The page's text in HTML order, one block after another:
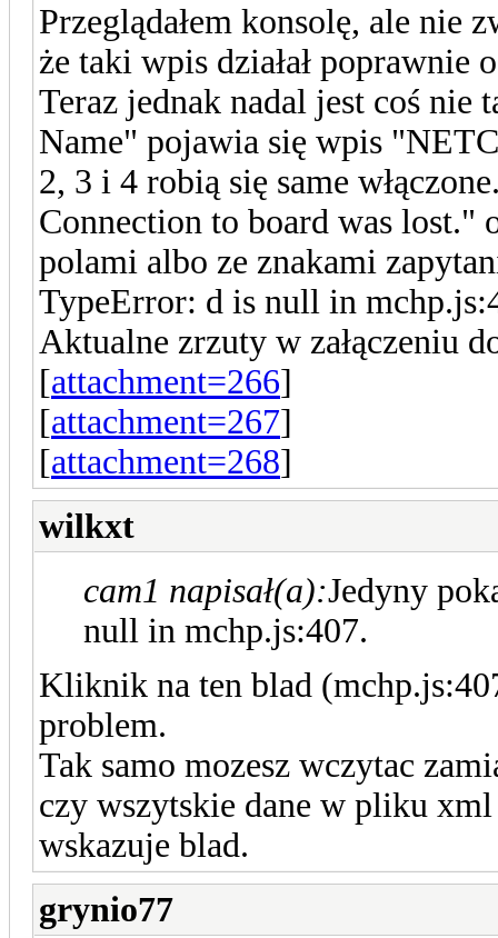
Przeglądałem konsolę, ale nie
że taki wpis działał poprawnie
Teraz jednak nadal jest coś
Name" pojawia się wpis
2, 3 i 4 robią się same
Connection to board was lost."
polami albo ze znakami
TypeError: d is null in
Aktualne zrzuty w załączeniu
[attachment=266]
[attachment=267]
[attachment=268]
wilkxt
cam1 napisał(a):Jedyny
null in mchp.js:407.
Kliknik na ten blad
problem.
Tak samo mozesz wczytac
czy wszytskie dane w pliku
wskazuje blad.
grynio77